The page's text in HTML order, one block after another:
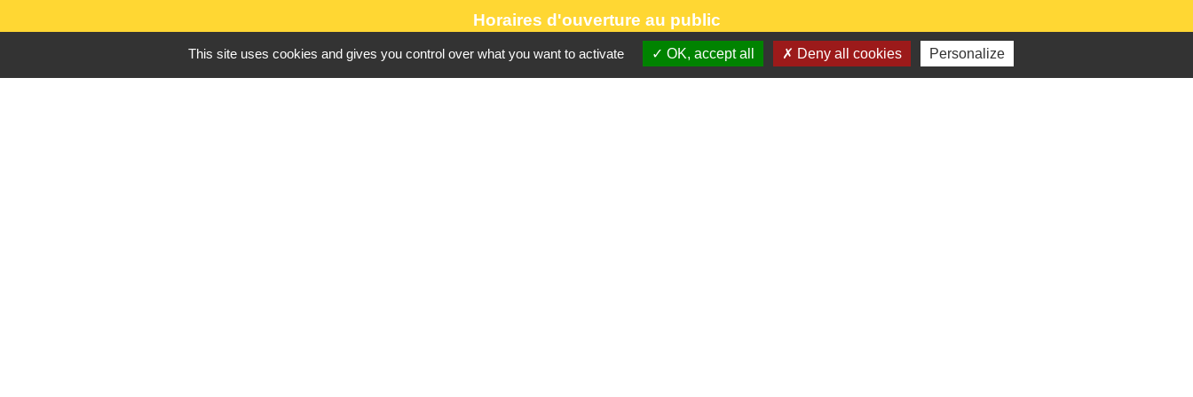
Horaires d'ouverture au public
le lundi 9h à 12h30 et de 13h30 à 17h.
le mercredi 9h à 12h30
This site uses cookies and gives you control over what you want to activate OK, accept all Deny all cookies Personalize